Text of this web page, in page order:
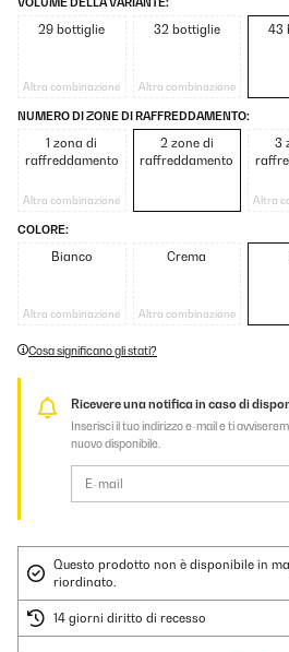
29 bottiglie
Altra combinazione
32 bottiglie
Altra combinazione
43
NUMERO DI ZONE DI RAFFREDDAMENTO:
1 zona di
raffreddamento
Altra combinazione
2 zone di
raffreddamento
3
Altra
COLORE:
Bianco
Altra combinazione
Crema
Altra combinazione
Cosa significano gli stati?
Ricevere una notifica in caso di
Inserisci il tuo indirizzo e-mail e ti
nuovo disponibile.
Questo prodotto non è disponibile in
riordinato.
14 giorni diritto di recesso